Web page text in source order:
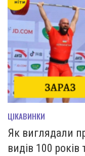
ЦІКАВИНКИ
Як виглядали
видів 100 років